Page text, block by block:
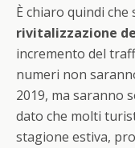
È chiaro quindi che
rivitalizzazione
incremento del
numeri non
2019, ma saranno
dato che molti
stagione estiva,